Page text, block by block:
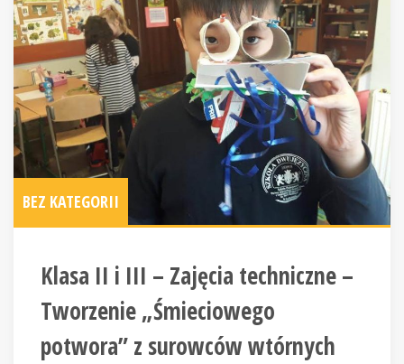
BEZ KATEGORII
Klasa II i III – Zajęcia techniczne –
Tworzenie „Śmieciowego
potwora” z surowców wtórnych